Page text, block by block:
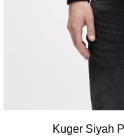
Kuger Siyah